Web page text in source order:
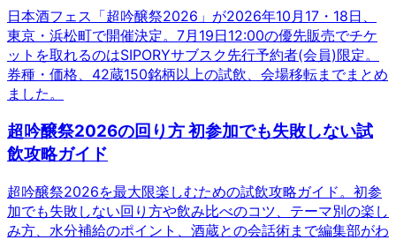
日本酒フェス「超吟醸祭2026」が2026年10月17・18日、
東京・浜松町で開催決定。7月19日12:00の優先販売でチケ
ットを取れるのはSIPORYサブスク先行予約者(会員)限定。
券種・価格、42蔵150銘柄以上の試飲、会場移転までまとめ
ました。
超吟醸祭2026の回り方 初参加でも失敗しない試
飲攻略ガイド
超吟醸祭2026を最大限楽しむための試飲攻略ガイド。初参
加でも失敗しない回り方や飲み比べのコツ、テーマ別の楽し
み方、水分補給のポイント、酒蔵との会話術まで編集部がわ